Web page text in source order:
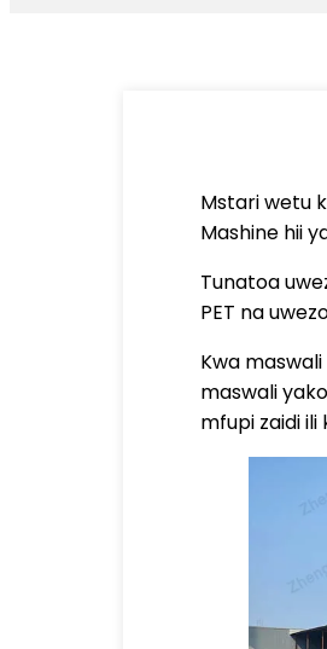
Mstari wetu
Mashine hii
Tunatoa
PET na
Kwa
maswali
mfupi zaidi